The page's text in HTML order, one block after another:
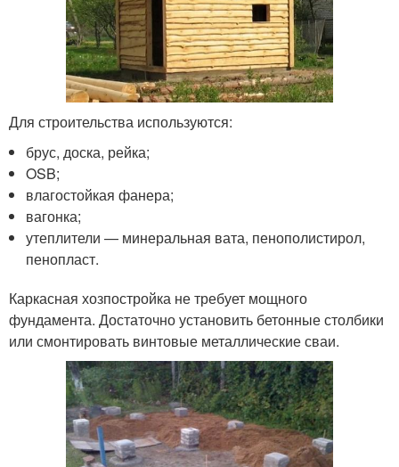
Для строительства используются:
брус, доска, рейка;
OSB;
влагостойкая фанера;
вагонка;
утеплители — минеральная вата, пенополистирол,
пенопласт.
Каркасная хозпостройка не требует мощного
фундамента. Достаточно установить бетонные столбики
или смонтировать винтовые металлические сваи.